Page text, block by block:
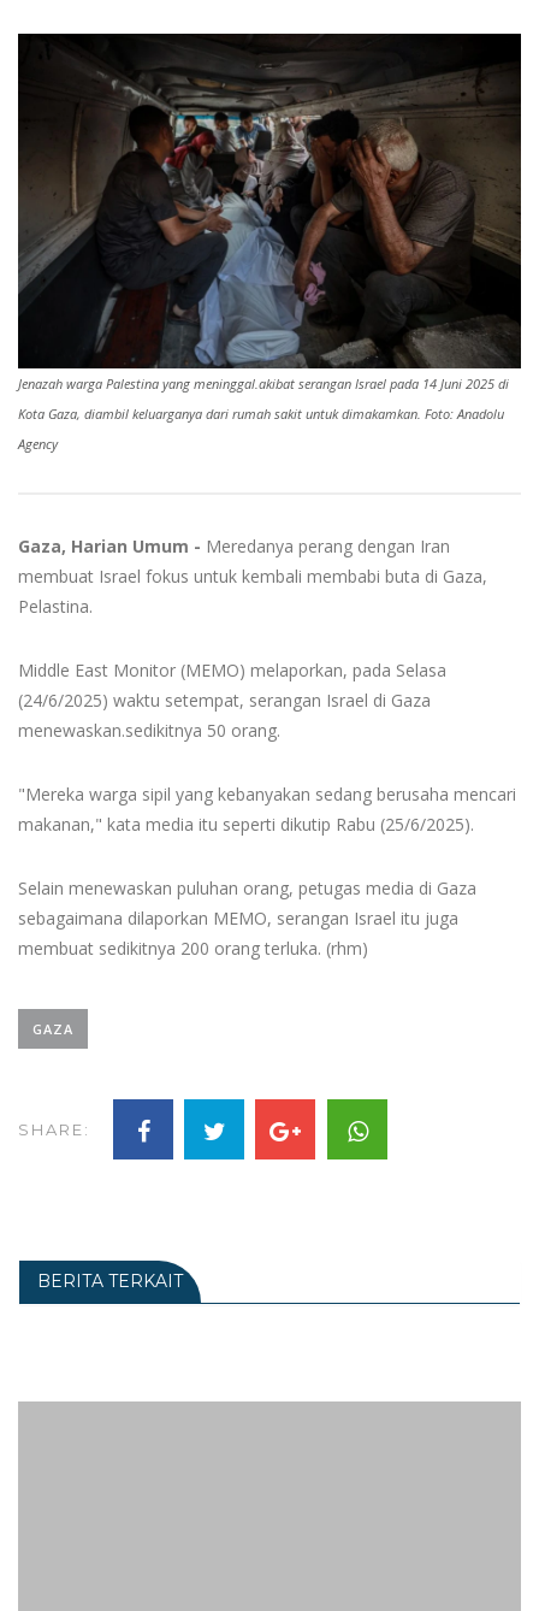
Jenazah warga Palestina yang meninggal.akibat serangan Israel pada 14 Juni 2025 di
Kota Gaza, diambil keluarganya dari rumah sakit untuk dimakamkan. Foto: Anadolu
Agency
Gaza, Harian Umum - Meredanya perang dengan Iran
membuat Israel fokus untuk kembali membabi buta di Gaza,
Pelastina.
Middle East Monitor (MEMO) melaporkan, pada Selasa
(24/6/2025) waktu setempat, serangan Israel di Gaza
menewaskan.sedikitnya 50 orang.
"Mereka warga sipil yang kebanyakan sedang berusaha mencari
makanan," kata media itu seperti dikutip Rabu (25/6/2025).
Selain menewaskan puluhan orang, petugas media di Gaza
sebagaimana dilaporkan MEMO, serangan Israel itu juga
membuat sedikitnya 200 orang terluka. (rhm)
GAZA
SHARE:
BERITA TERKAIT